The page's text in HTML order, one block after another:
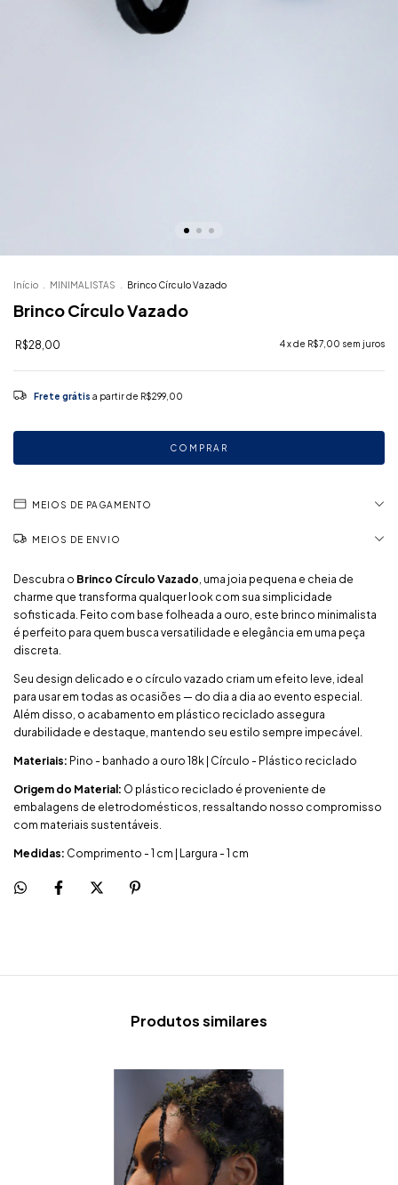
Início MINIMALISTAS Brinco Círculo Vazado
Brinco Círculo Vazado
R$28,00 4x de R$7,00 sem juros
Frete grátis a partir de R$299,00
MEIOS DE PAGAMENTO
MEIOS DE ENVIO
Descubra o Brinco Círculo Vazado , uma joia pequena e cheia de
charme que transforma qualquer look com sua simplicidade
sofisticada. Feito com base folheada a ouro, este brinco minimalista
é perfeito para quem busca versatilidade e elegância em uma peça
discreta.
Seu design delicado e o círculo vazado criam um efeito leve, ideal
para usar em todas as ocasiões — do dia a dia ao evento especial.
Além disso, o acabamento em plástico reciclado assegura
durabilidade e destaque, mantendo seu estilo sempre impecável.
Materiais: Pino - banhado a ouro 18k | Círculo - Plástico reciclado
Origem do Material: O plástico reciclado é proveniente de
embalagens de eletrodomésticos, ressaltando nosso compromisso
com materiais sustentáveis.
Medidas: Comprimento - 1 cm | Largura - 1 cm
Produtos similares